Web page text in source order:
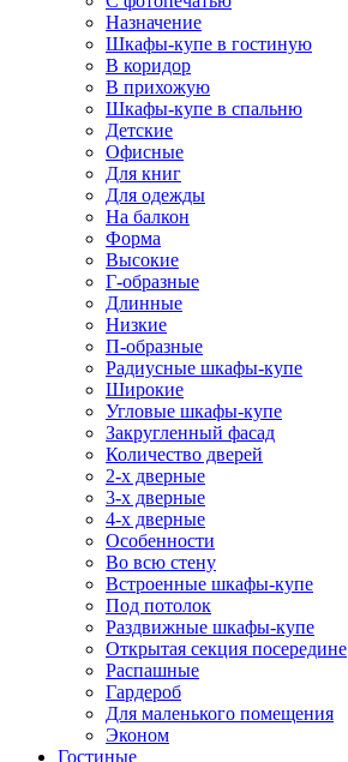
Назначение
Шкафы-купе в гостиную
В коридор
В прихожую
Шкафы-купе в спальню
Детские
Офисные
Для книг
Для одежды
На балкон
Форма
Высокие
Г-образные
Длинные
Низкие
П-образные
Радиусные шкафы-купе
Широкие
Угловые шкафы-купе
Закругленный фасад
Количество дверей
2-х дверные
3-х дверные
4-х дверные
Особенности
Во всю стену
Встроенные шкафы-купе
Под потолок
Раздвижные шкафы-купе
Открытая секция посередине
Распашные
Гардероб
Для маленького помещения
Эконом
Гостиные